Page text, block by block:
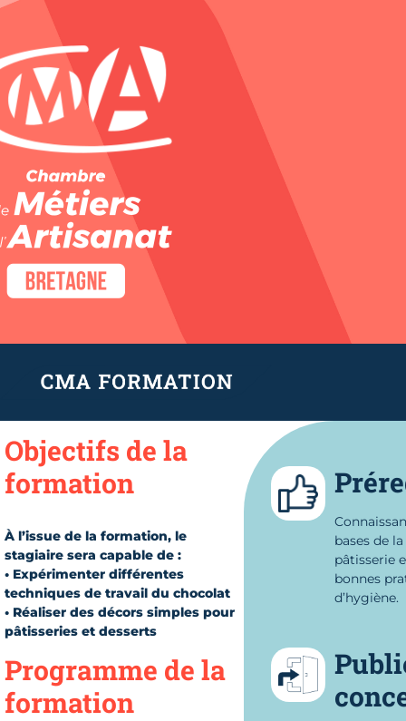
Panneau de gestion des cookies
LES
BASES DU
TRAVAIL
DU
CHOCOLAT
Objectifs de la
formation
À l’issue de la formation, le
stagiaire sera capable de :
• Expérimenter différentes
techniques de travail du chocolat
• Réaliser des décors simples pour
pâtisseries et desserts
Programme de la
formation
bases de la
pâtisserie
bonnes
d’hygiène.